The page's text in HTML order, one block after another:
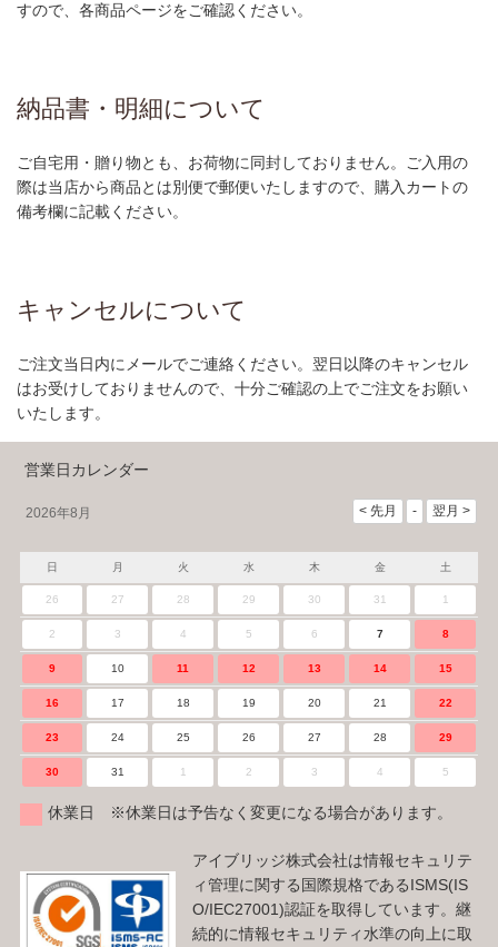
すので、各商品ページをご確認ください。
納品書・明細について
ご自宅用・贈り物とも、お荷物に同封しておりません。ご入用の
際は当店から商品とは別便で郵便いたしますので、購入カートの
備考欄に記載ください。
キャンセルについて
ご注文当日内にメールでご連絡ください。翌日以降のキャンセル
はお受けしておりませんので、十分ご確認の上でご注文をお願い
いたします。
営業日カレンダー
2026年8月
日 月 火 水 木 金 土
26 27 28 29 30 31 1
2 3 4 5 6 7 8
9 10 11 12 13 14 15
16 17 18 19 20 21 22
23 24 25 26 27 28 29
30 31 1 2 3 4 5
休業日 ※休業日は予告なく変更になる場合があります。
アイブリッジ株式会社は情報セキュリテ
ィ管理に関する国際規格であるISMS(IS
O/IEC27001)認証を取得しています。継
続的に情報セキュリティ水準の向上に取